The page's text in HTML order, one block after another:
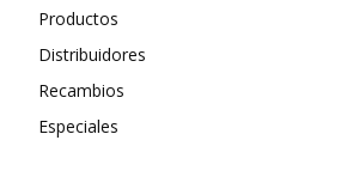
Productos
Distribuidores
Recambios
Especiales